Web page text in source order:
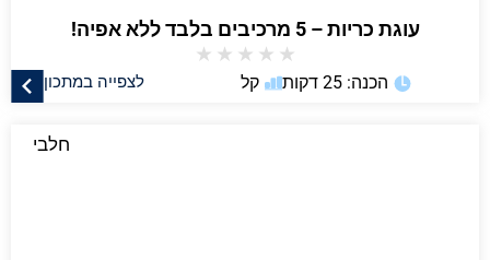
עוגת כריות – 5 מרכיבים בלבד ללא אפיה!
★
★
★
★
★
לצפייה במתכון הכנה: 25 דקות קל
חלבי